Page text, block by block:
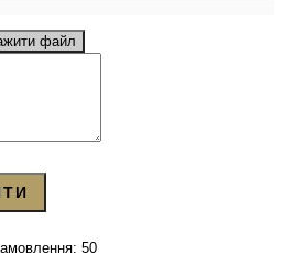
файл
50